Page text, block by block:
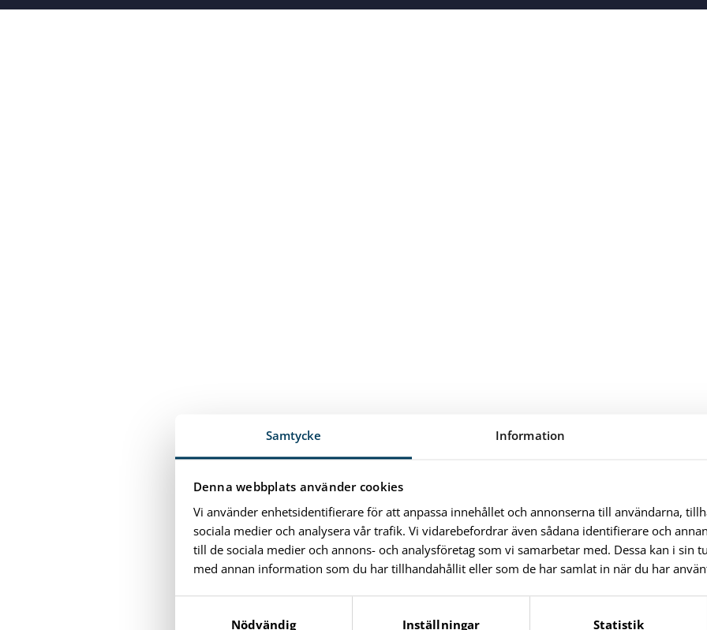
Samtycke Information
Denna webbplats använder cookies
Vi använder enhetsidentifierare för att anpassa innehållet och annonserna till användarna,
sociala medier och analysera vår trafik. Vi vidarebefordrar även sådana identifierare och
till de sociala medier och annons- och analysföretag som vi samarbetar med. Dessa kan i sin
med annan information som du har tillhandahållit eller som de har samlat in när du har
Nödvändig Inställningar Statistik